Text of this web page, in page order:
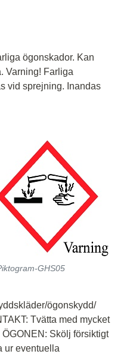
ögonskador. Kan
Varning! Farliga
vid sprejning. Inandas
GHS05
ögonskydd/
Tvätta med mycket
Skölj försiktigt
ur eventuella